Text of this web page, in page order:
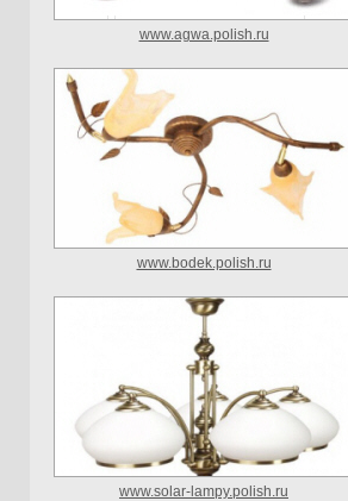
www.agwa.polish.ru
www.bodek.polish.ru
www.solar-lampy.polish.ru